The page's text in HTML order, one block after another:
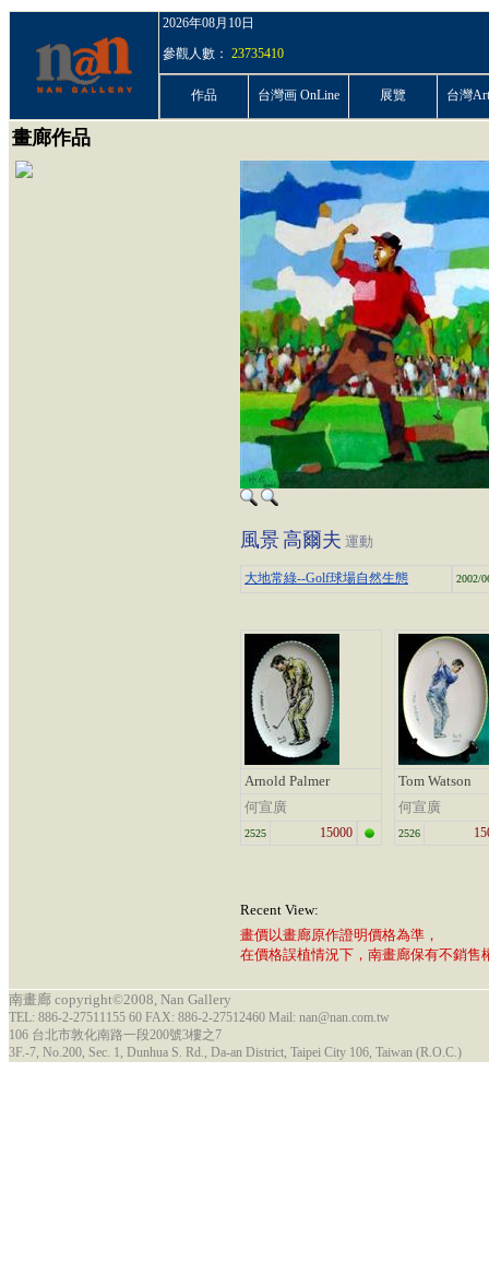
2026年08月10日
參觀人數： 23735410
作品 台灣画 OnLine 展覽 台灣
畫廊作品
風景 高爾夫 運動
大地常綠--Golf球場自然生態 2002/
Arnold Palmer
何宣廣
2525 15000
Tom Watson
何宣廣
2526
Recent View:
畫價以畫廊原作證明價格為準，
在價格誤植情況下，南畫廊保有不銷售
南畫廊 copyright©2008, Nan Gallery
TEL: 886-2-27511155 60 FAX: 886-2-27512460 Mail: nan@nan.com.tw
106 台北市敦化南路一段200號3樓之7
3F.-7, No.200, Sec. 1, Dunhua S. Rd., Da-an District, Taipei City 106, Taiwan (R.O.C.)